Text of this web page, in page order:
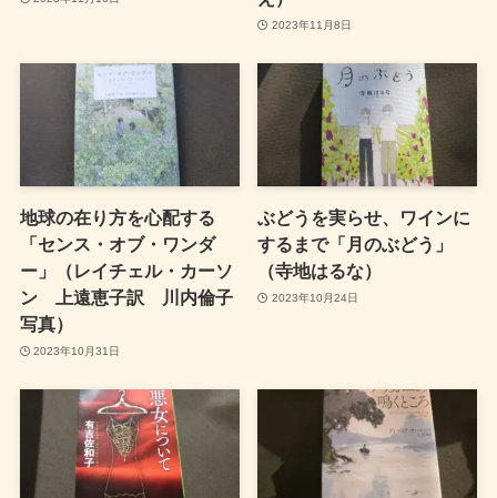
2023年11月8日
地球の在り方を心配する
「センス・オブ・ワンダ
ー」（レイチェル・カーソ
ン 上遠恵子訳 川内倫子
写真）
2023年10月31日
ぶどうを実らせ、ワインに
するまで「月のぶどう」
（寺地はるな）
2023年10月24日